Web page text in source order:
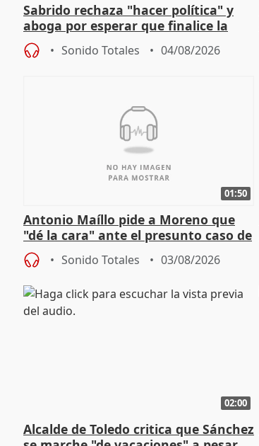
Sabrido rechaza "hacer política" y
aboga por esperar que finalice la
investigación del incendio
Sonido Totales 04/08/2026
01:50
Antonio Maíllo pide a Moreno que
"dé la cara" ante el presunto caso de
acoso del CEO de ADM
Sonido Totales 03/08/2026
02:00
Alcalde de Toledo critica que Sánchez